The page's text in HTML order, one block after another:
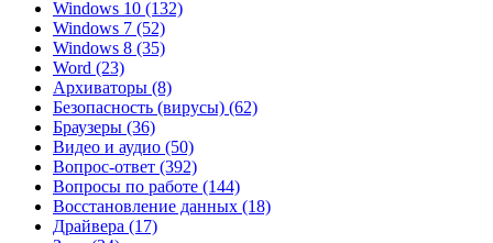
Windows 10 (132)
Windows 7 (52)
Windows 8 (35)
Word (23)
Архиваторы (8)
Безопасность (вирусы) (62)
Браузеры (36)
Видео и аудио (50)
Вопрос-ответ (392)
Вопросы по работе (144)
Восстановление данных (18)
Драйвера (17)